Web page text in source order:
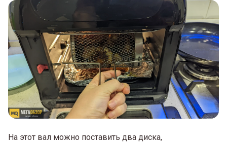
На этот вал можно поставить два диска,